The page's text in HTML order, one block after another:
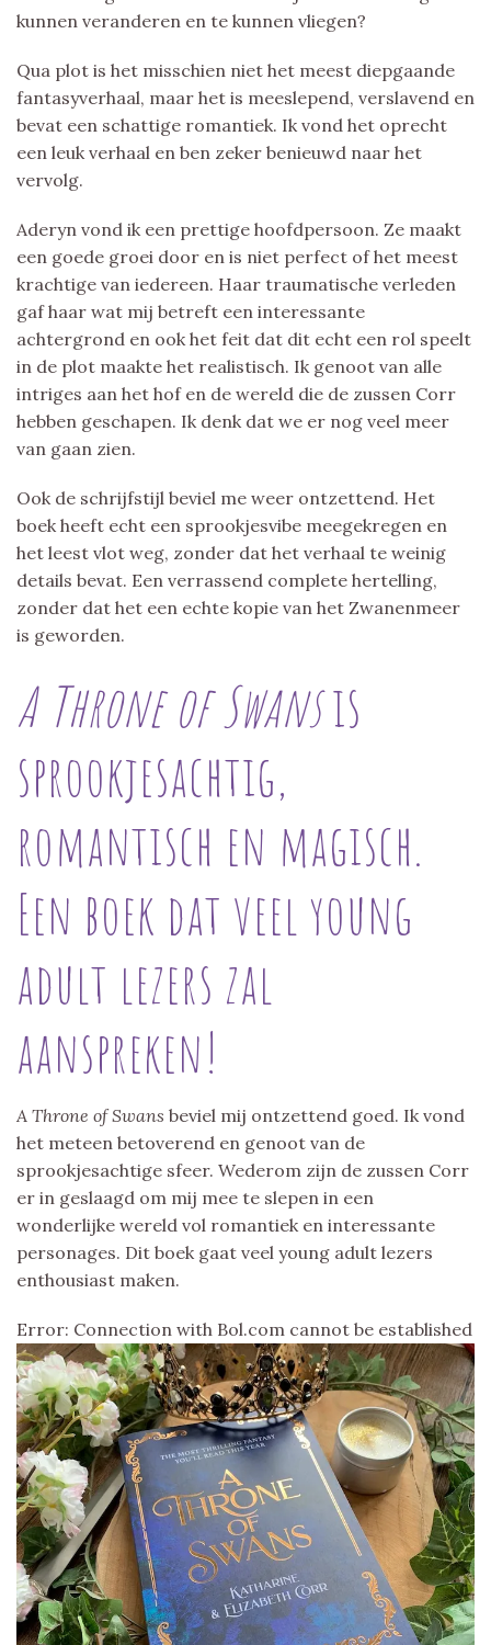
kunnen veranderen en te kunnen vliegen?
Qua plot is het misschien niet het meest diepgaande
fantasyverhaal, maar het is meeslepend, verslavend en
bevat een schattige romantiek. Ik vond het oprecht
een leuk verhaal en ben zeker benieuwd naar het
vervolg.
Aderyn vond ik een prettige hoofdpersoon. Ze maakt
een goede groei door en is niet perfect of het meest
krachtige van iedereen. Haar traumatische verleden
gaf haar wat mij betreft een interessante
achtergrond en ook het feit dat dit echt een rol speelt
in de plot maakte het realistisch. Ik genoot van alle
intriges aan het hof en de wereld die de zussen Corr
hebben geschapen. Ik denk dat we er nog veel meer
van gaan zien.
Ook de schrijfstijl beviel me weer ontzettend. Het
boek heeft echt een sprookjesvibe meegekregen en
het leest vlot weg, zonder dat het verhaal te weinig
details bevat. Een verrassend complete hertelling,
zonder dat het een echte kopie van het Zwanenmeer
is geworden.
A Throne of Swansis
sprookjesachtig,
romantisch en magisch.
Een boek dat veel young
adult lezers zal
aanspreken!
A Throne of Swans beviel mij ontzettend goed. Ik vond
het meteen betoverend en genoot van de
sprookjesachtige sfeer. Wederom zijn de zussen Corr
er in geslaagd om mij mee te slepen in een
wonderlijke wereld vol romantiek en interessante
personages. Dit boek gaat veel young adult lezers
enthousiast maken.
Error: Connection with Bol.com cannot be established